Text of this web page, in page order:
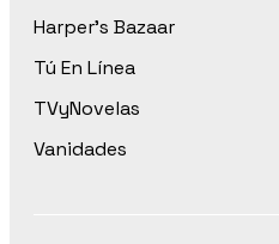
Harper’s Bazaar
Tú En Línea
TVyNovelas
Vanidades